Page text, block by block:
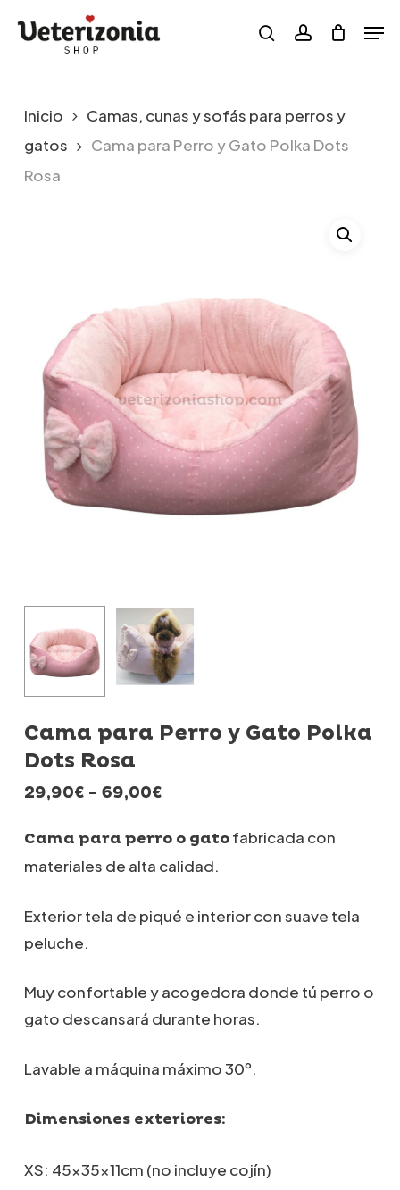
searchaccount
Inicio
Camas, cunas y sofás para perros y
gatos
Cama para Perro y Gato Polka Dots
Rosa
Cama para Perro y Gato Polka
Dots Rosa
29,90€ - 69,00€Rango
precios:
29,90€
69,00€
Cama para perro o gatofabricada con
materiales de alta calidad.
Exterior tela de piqué e interior con suave tela
peluche.
Muy confortable y acogedora donde tú perro o
gato descansará durante horas.
Lavable a máquina máximo 30º.
Dimensiones exteriores:
XS: 45x35x11cm (no incluye cojín)